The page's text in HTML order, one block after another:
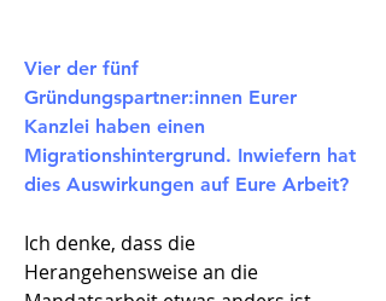
Vier der fünf
Gründungspartner:innen Eurer
Kanzlei haben einen
Migrationshintergrund. Inwiefern hat
dies Auswirkungen auf Eure Arbeit?​
Ich denke, dass die
Herangehensweise an die